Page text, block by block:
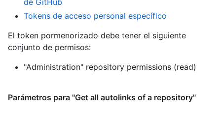
de GitHub
Tokens de acceso personal específico
El token pormenorizado debe tener el siguiente
conjunto de permisos:
"Administration" repository permissions (read)
Parámetros para "Get all autolinks of a repository"